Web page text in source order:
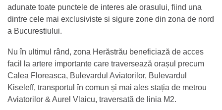
adunate toate punctele de interes ale orasului, fiind una
dintre cele mai exclusiviste si sigure zone din zona de nord
a Bucurestiului.
Nu în ultimul rând, zona Herăstrău beneficiază de acces
facil la artere importante care traversează orașul precum
Calea Floreasca, Bulevardul Aviatorilor, Bulevardul
Kiseleff, transportul în comun și mai ales stația de metrou
Aviatorilor & Aurel Vlaicu, traversată de linia M2.